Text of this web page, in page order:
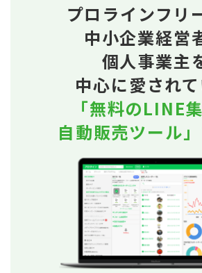
プロラインフリ
中小企業経営
個人事業主
中心に愛され
「無料のLINE
自動販売ツール」